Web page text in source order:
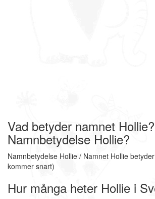
Vad betyder namnet Hollie?
Namnbetydelse Hollie?
Namnbetydelse Hollie / Namnet Hollie
kommer snart)
Hur många heter Hollie i